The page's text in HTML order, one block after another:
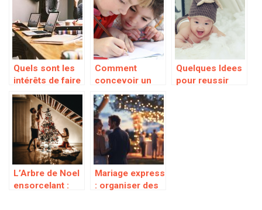
Quels sont les
intérêts de faire
appel à
l’inspection du
travail
Montpellier ?
Comment
concevoir un
parfait
laboratoire
scientifique
pour l’ecole
Quelques Idees
pour reussir
L’Arbre de Noel
ensorcelant :
Mariage express
: organiser des